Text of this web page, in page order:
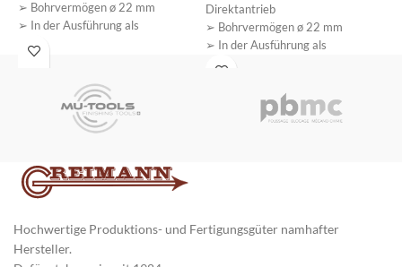
➢ Bohrvermögen ø 22 mm
➢ In der Ausführung als
Tischbohrmaschine oder
Direktantrieb
➢ Bohrvermögen ø 22 mm
➢ In der Ausführung als
Tischbohrmaschine oder
➢ Innovatives Membran-
Bedienfeld mit integrierter
Hochwertige Produktions- und Fertigungsgüter namhafter
Hersteller.